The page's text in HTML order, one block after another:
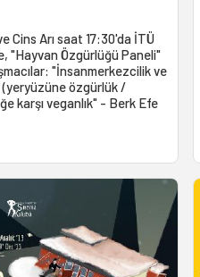
Cins Arı saat 17:30'da İTÜ
"Hayvan Özgürlüğü Paneli"
"İnsanmerkezcilik ve
özgürlük /
karşı veganlık" - Berk Efe